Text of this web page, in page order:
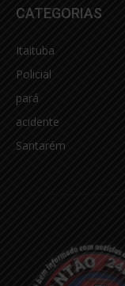
CATEGORIAS
Itaituba
Policial
pará
acidente
Santarém